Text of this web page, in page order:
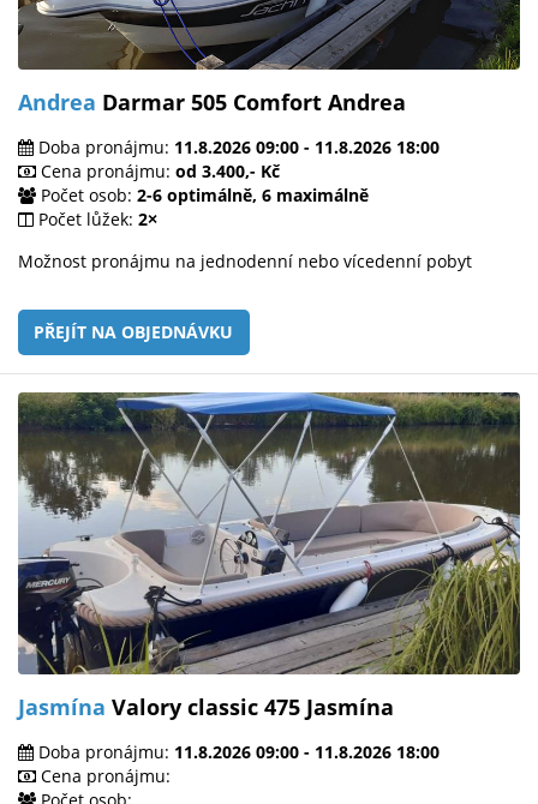
Andrea Darmar 505 Comfort Andrea
Doba pronájmu: 11.8.2026 09:00 - 11.8.2026 18:00
Cena pronájmu: od 3.400,- Kč
Počet osob: 2-6 optimálně, 6 maximálně
Počet lůžek: 2×
Možnost pronájmu na jednodenní nebo vícedenní pobyt
PŘEJÍT NA OBJEDNÁVKU
Jasmína Valory classic 475 Jasmína
Doba pronájmu: 11.8.2026 09:00 - 11.8.2026 18:00
Cena pronájmu: